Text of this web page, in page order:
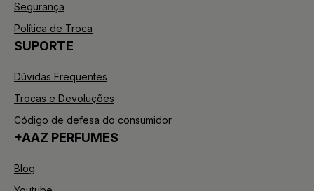
Segurança
Política de Troca
SUPORTE
Dúvidas Frequentes
Trocas e Devoluções
Código de defesa do consumidor
+AAZ PERFUMES
Blog